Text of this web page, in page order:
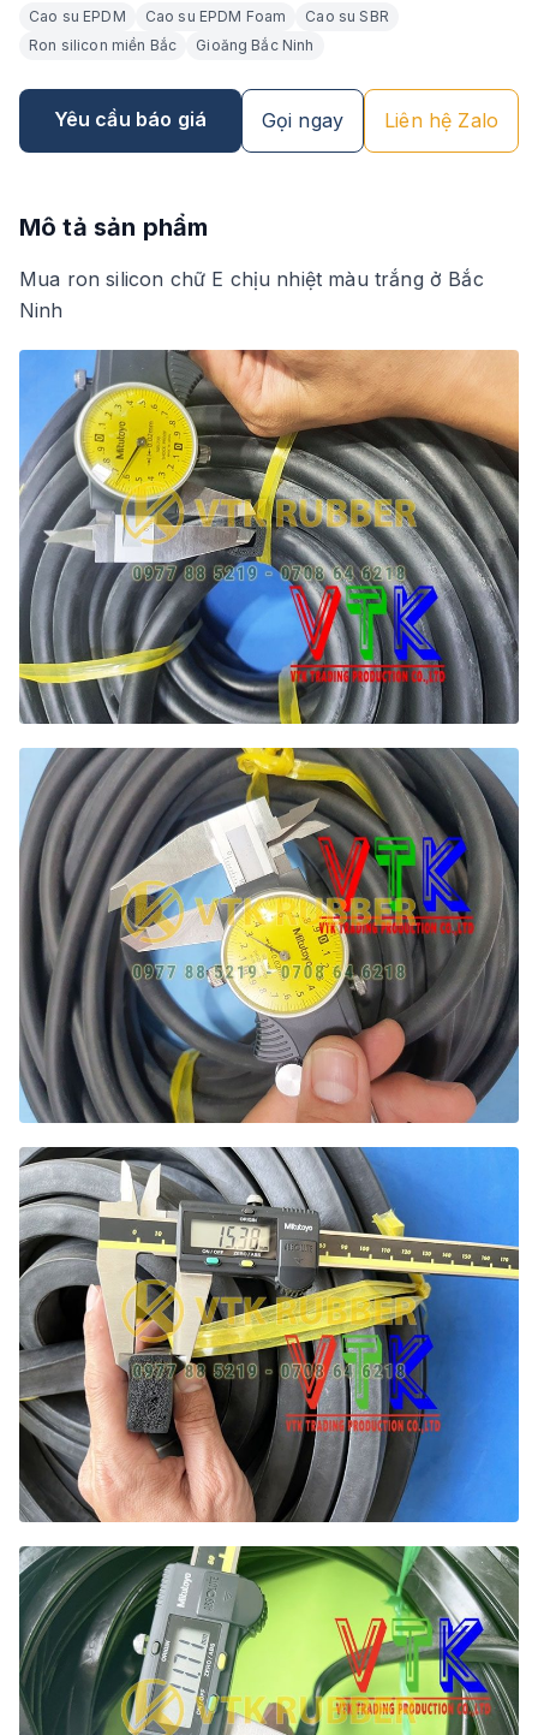
Cao su EPDM Cao su EPDM Foam
Cao su SBR
Ron silicon miền Bắc
Gioăng Bắc Ninh
Yêu cầu báo giá Gọi ngay Liên hệ Zalo
Mô tả sản phẩm
Mua ron silicon chữ E chịu nhiệt màu trắng ở Bắc
Ninh